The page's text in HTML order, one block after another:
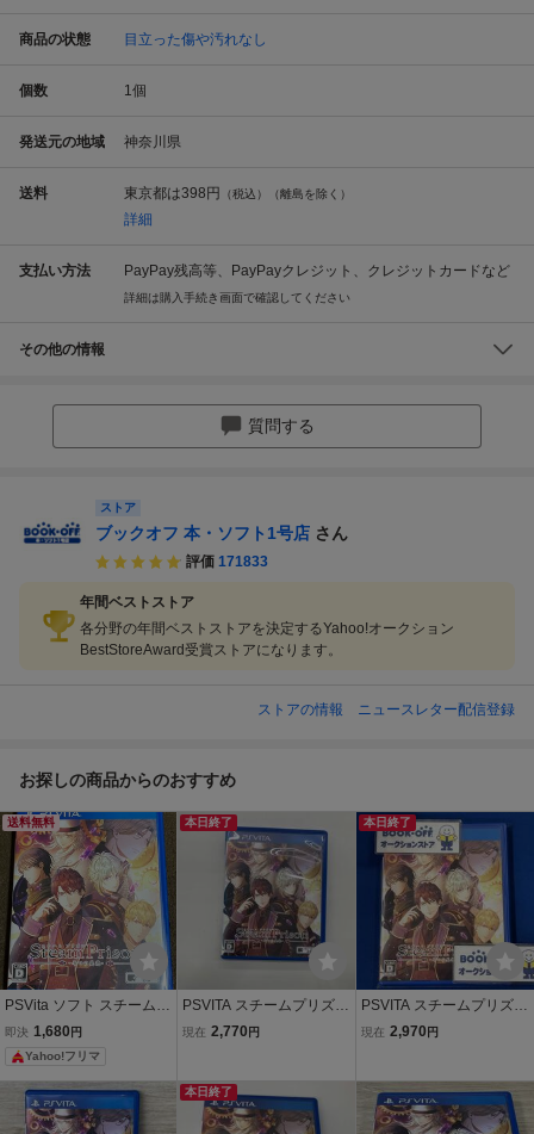
商品の状態 目立った傷や汚れなし
個数 1個
発送元の地域 神奈川県
送料 東京都は398円 （税込）（離島を除く）
詳細
支払い方法 PayPay残高等、PayPayクレジット、クレジットカードなど
詳細は購入手続き画面で確認してください
その他の情報
質問する
ストア
ブックオフ 本・ソフト1号店 さん
評価 171833
年間ベストストア
各分野の年間ベストストアを決定するYahoo!オークション
BestStoreAward受賞ストアになります。
ストアの情報 ニュースレター配信登録
お探しの商品からのおすすめ
送料無料
PSVita ソフト スチームプ
リズン -七つの美徳-
即決 1,680 円
Yahoo!フリマ
本日終了
PSVITA スチームプリズン
-七つの美徳-
現在 2,770 円
本日終了
PSVITA スチームプリズン
-七つの美徳-
現在 2,970 円
本日終了